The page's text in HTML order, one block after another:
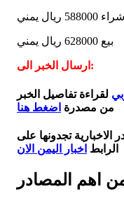
شراء 588000 ريال يمني
بيع 628000 ريال يمني
ارسال الخبر الى:
لقراءة تفاصيل الخبر
من مصدرة اضغط هنا
الاخبارية تجدونها على
الرابط اخبار اليمن الان
من اهم المصادر